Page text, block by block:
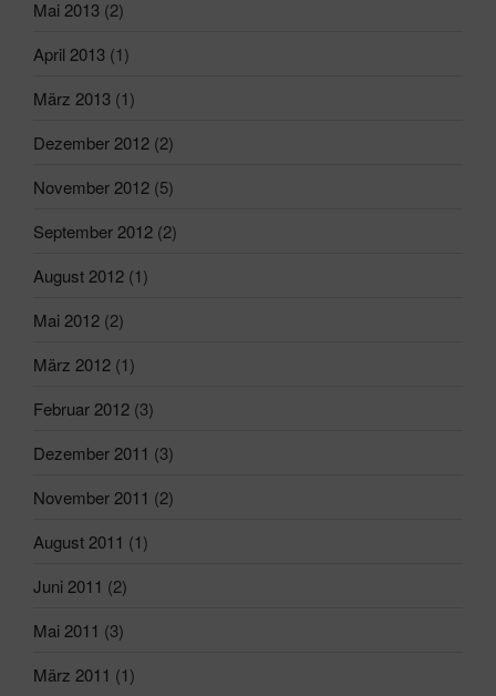
Mai 2013 (2)
April 2013 (1)
März 2013 (1)
Dezember 2012 (2)
November 2012 (5)
September 2012 (2)
August 2012 (1)
Mai 2012 (2)
März 2012 (1)
Februar 2012 (3)
Dezember 2011 (3)
November 2011 (2)
August 2011 (1)
Juni 2011 (2)
Mai 2011 (3)
März 2011 (1)